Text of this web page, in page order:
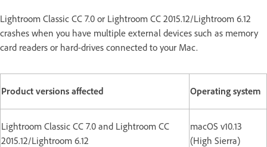
Lightroom Classic CC 7.0 or Lightroom CC 2015.12/Lightroom 6.12
crashes when you have multiple external devices such as memory
card readers or hard-drives connected to your Mac.
Product versions affected Operating system
Lightroom Classic CC 7.0 and Lightroom CC
2015.12/Lightroom 6.12
macOS v10.13
(High Sierra)